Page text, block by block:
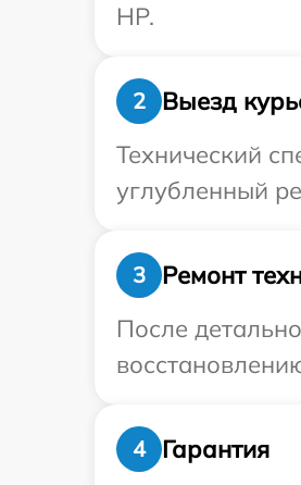
HP.
2
Выезд
Технический
углубленный
3
Ремонт
После
4
Гарантия